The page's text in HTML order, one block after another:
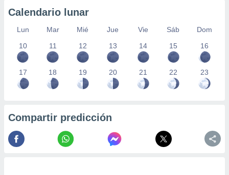
Calendario lunar
Lun Mar Mié Jue Vie Sáb
Dom
10
11 12 13 14 15 16
17 18 19 20 21 22 23
Compartir predicción